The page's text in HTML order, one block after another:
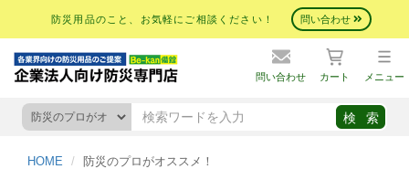
防災用品のこと、お気軽にご相談ください！ 問い合わせ
問い合わせ カート メニュー
HOME 防災のプロがオススメ！